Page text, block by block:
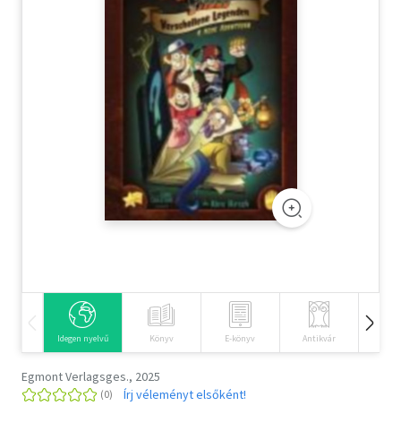
Tankönyv, segédkönyv
Természettudomány
Idegen nyelvű Könyv E-könyv Antikvár
Egmont Verlagsges., 2025
Írj véleményt elsőként!